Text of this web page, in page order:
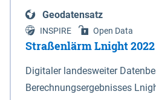
projizierte Koordinaten im
Terrestrischen
der Universalen
bezogen auf die Zone 32 N
(Anlage 4); Gleiches gilt für
Geodatensatz
INSPIRE Open Data
Straßenlärm Lnight
Digitaler landesweiter
Berechnungsergebnisses